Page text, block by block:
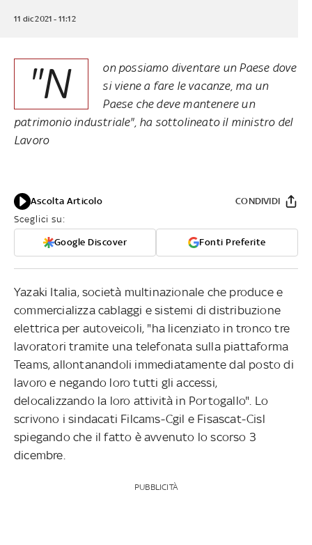
11 dic 2021 - 11:12
"N
on possiamo diventare un Paese dove
si viene a fare le vacanze, ma un
Paese che deve mantenere un
patrimonio industriale", ha sottolineato il ministro del
Lavoro
Ascolta Articolo
Sceglici su:
Google Discover Fonti Preferite
CONDIVIDI
Yazaki Italia, società multinazionale che produce e
commercializza cablaggi e sistemi di distribuzione
elettrica per autoveicoli, "ha licenziato in tronco tre
lavoratori tramite una telefonata sulla piattaforma
Teams, allontanandoli immediatamente dal posto di
lavoro e negando loro tutti gli accessi,
delocalizzando la loro attività in Portogallo". Lo
scrivono i sindacati Filcams-Cgil e Fisascat-Cisl
spiegando che il fatto è avvenuto lo scorso 3
dicembre.
PUBBLICITÀ